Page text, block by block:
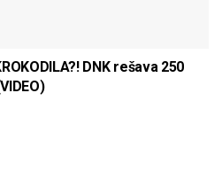
DNK rešava 250